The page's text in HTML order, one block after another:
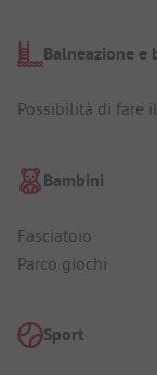
Balneazione e
Possibilità di fare
Bambini
Fasciatoio
Parco giochi
Sport